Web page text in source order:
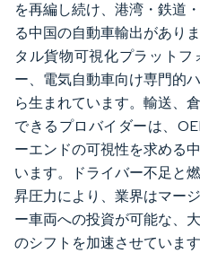
を再編し続け、港湾・鉄道
る中国の自動車輸出があり
タル貨物可視化プラット
ー、電気自動車向け専門的
ら生まれています。輸送、
できるプロバイダーは、
ーエンドの可視性を求める
います。ドライバー不足と
昇圧力により、業界はマー
ー車両への投資が可能な、
のシフトを加速させています